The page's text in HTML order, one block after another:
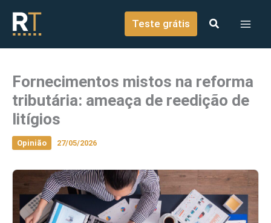
conteúdo
Teste grátis
Fornecimentos mistos na reforma
tributária: ameaça de reedição de
litígios
Opinião 27/05/2026